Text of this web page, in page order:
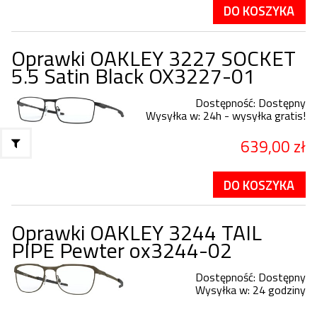
DO KOSZYKA
Oprawki OAKLEY 3227 SOCKET
5.5 Satin Black OX3227-01
Dostępność: Dostępny
Wysyłka w: 24h - wysyłka gratis!
639,00 zł
DO KOSZYKA
Oprawki OAKLEY 3244 TAIL
PIPE Pewter ox3244-02
Dostępność: Dostępny
Wysyłka w: 24 godziny